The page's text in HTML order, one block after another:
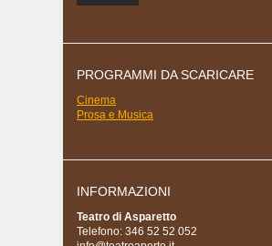
PROGRAMMI DA SCARICARE
Cinema
Prosa e Musica
INFORMAZIONI
Teatro di Asparetto
Telefono: 346 52 52 052